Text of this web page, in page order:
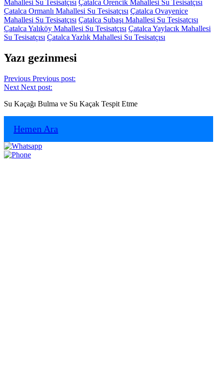
Mahallesi Su Tesisatçısı Çatalca Örencik Mahallesi Su Tesisatçısı
Çatalca Ormanlı Mahallesi Su Tesisatçısı Çatalca Ovayenice
Mahallesi Su Tesisatçısı Çatalca Subaşı Mahallesi Su Tesisatçısı
Çatalca Yalıköy Mahallesi Su Tesisatçısı Çatalca Yaylacık Mahallesi
Su Tesisatçısı Çatalca Yazlık Mahallesi Su Tesisatçısı
Yazı gezinmesi
Previous Previous post:
Next Next post:
Su Kaçağı Bulma ve Su Kaçak Tespit Etme
Hemen Ara